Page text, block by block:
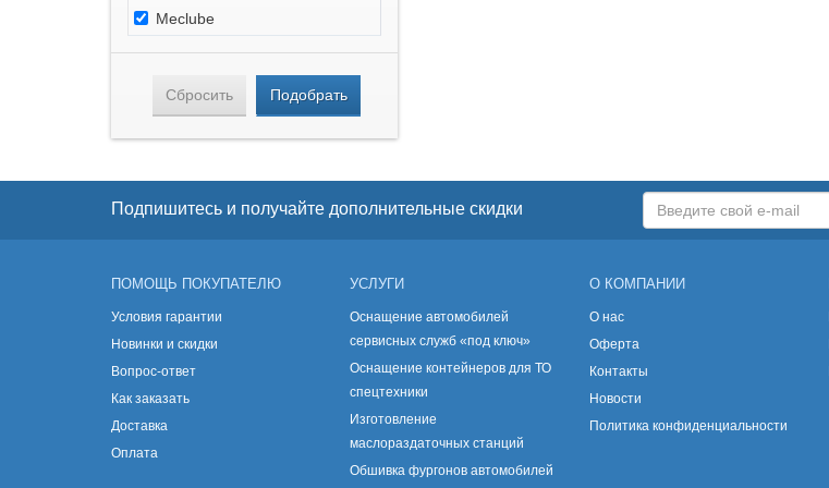
Meclube
Сбросить Подобрать
Подпишитесь и получайте дополнительные скидки
ПОМОЩЬ ПОКУПАТЕЛЮ
Условия гарантии
Новинки и скидки
Вопрос-ответ
Как заказать
Доставка
Оплата
УСЛУГИ
Оснащение автомобилей
сервисных служб «под ключ»
Оснащение контейнеров для ТО
спецтехники
Изготовление
маслораздаточных станций
Обшивка фургонов автомобилей
О КОМПАНИИ
О нас
Оферта
Контакты
Новости
Политика конфиденциальности